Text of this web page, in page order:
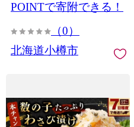
POINTで寄附できる！
（0）
北海道小樽市